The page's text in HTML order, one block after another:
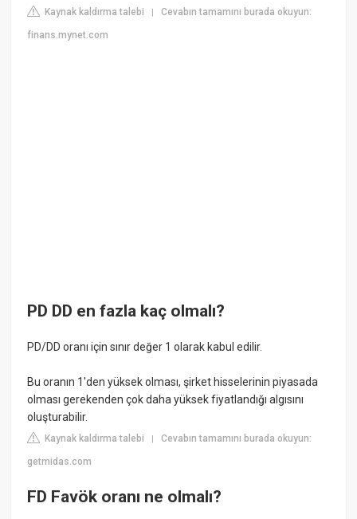
Kaynak kaldırma talebi |Cevabın tamamını burada okuyun:
finans.mynet.com
PD DD en fazla kaç olmalı?
PD/DD oranı için sınır değer 1 olarak kabul edilir.
Bu oranın 1'den yüksek olması, şirket hisselerinin piyasada
olması gerekenden çok daha yüksek fiyatlandığı algısını
oluşturabilir.
Kaynak kaldırma talebi |Cevabın tamamını burada okuyun:
getmidas.com
FD Favök oranı ne olmalı?